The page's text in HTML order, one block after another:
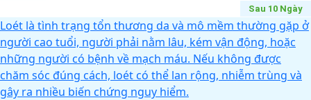
Sau 10 Ngày
Loét là tình trạng tổn thương da và mô mềm thường gặp ở
người cao tuổi, người phải nằm lâu, kém vận động, hoặc
những người có bệnh về mạch máu. Nếu không được
chăm sóc đúng cách, loét có thể lan rộng, nhiễm trùng và
gây ra nhiều biến chứng nguy hiểm.